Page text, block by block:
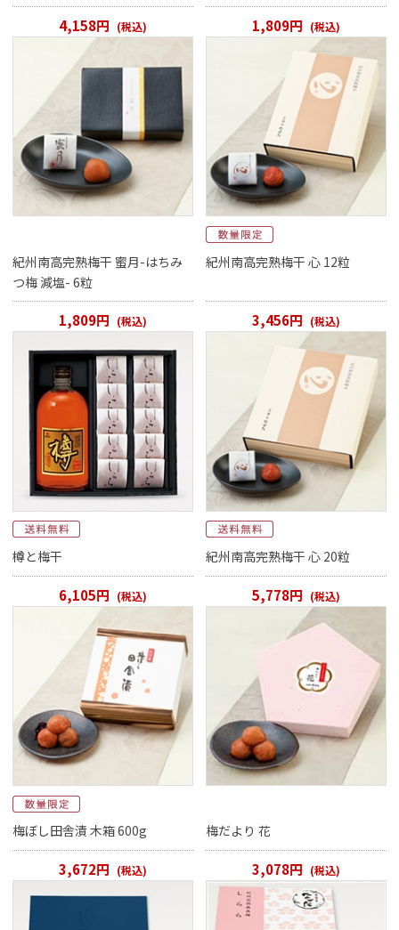
4,158円 (税込) 1,809円 (税込)
紀州南高完熟梅干 蜜月-はちみ
つ梅 減塩- 6粒
1,809円 (税込)
紀州南高完熟梅干 心 12粒
3,456円 (税込)
樽と梅干
6,105円 (税込)
紀州南高完熟梅干 心 20粒
5,778円 (税込)
梅ぼし田舎漬 木箱 600g
3,672円 (税込)
梅だより 花
3,078円 (税込)